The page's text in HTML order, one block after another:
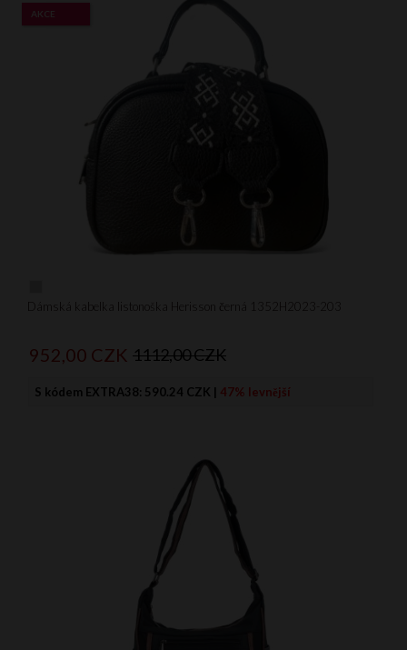
Dámská kabelka listonoška Herisson černá 1352H2023-203
AKCE
952,00 CZK 1112,00 CZK
S kódem EXTRA38: 590.24 CZK | 47% levnější